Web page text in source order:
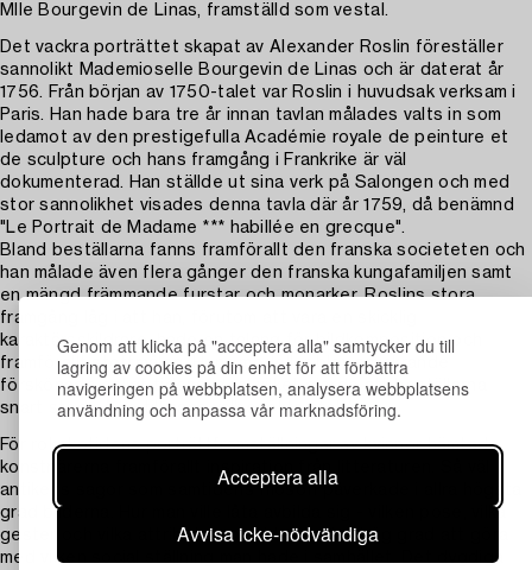
Genom att klicka på "acceptera alla" samtycker du till
lagring av cookies på din enhet för att förbättra
navigeringen på webbplatsen, analysera webbplatsens
användning och anpassa vår marknadsföring.
Acceptera alla
Avvisa icke-nödvändiga
Mlle Bourgevin de Linas, framställd som vestal.
Det vackra porträttet skapat av Alexander Roslin föreställer
sannolikt Mademioselle Bourgevin de Linas och är daterat år
1756. Från början av 1750-talet var Roslin i huvudsak verksam i
Paris. Han hade bara tre år innan tavlan målades valts in som
ledamot av den prestigefulla Académie royale de peinture et
de sculpture och hans framgång i Frankrike är väl
dokumenterad. Han ställde ut sina verk på Salongen och med
stor sannolikhet visades denna tavla där år 1759, då benämnd
"Le Portrait de Madame *** habillée en grecque".
Bland beställarna fanns framförallt den franska societeten och
han målade även flera gånger den franska kungafamiljen samt
en mängd främmande furstar och monarker. Roslins stora
framgång låg i att han, förutom att vara en skicklig
karaktärsskildrare, hade en talang för bildkomposition och
framförallt stoffmåleri. Hans modeller blev smickrande
förskönade enligt tidens ideal vilket gjorde att beställarna
snart stod på kö till hans välbesökta ateljé.
För rokokotidens porträttframställningar av kvinnor hämtade
konstnärerna framförallt inspiration från litteraturen. Så väl
antikens sagor som samtidens filosofi påverkade i allra högsta
grad bilderna. Hur man ville låta avbilda sig - vilken pose, vilka
gester och vilka attribut som valdes hade i hög grad att göra
med vilken social ställning man hade i samhället. Det dygdiga